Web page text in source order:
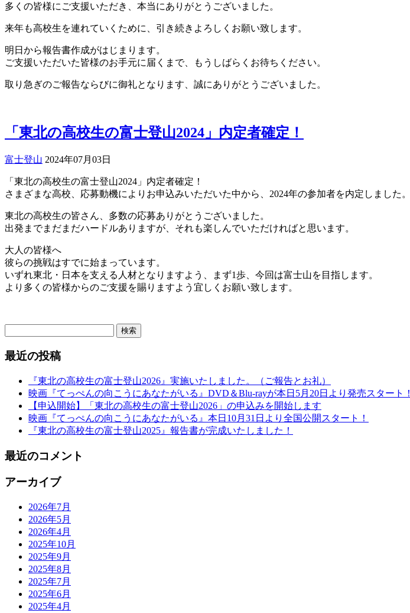
多くの皆様にご支援いただき、本当にありがとうございました。
来年も高校生を連れていくために、引き続きよろしくお願い致します。
明日から報告書作成がはじまります。
ご支援いただいた皆様のお手元に届くまで、もうしばらくお待ちください。
取り急ぎのご報告ならびに御礼となります、誠にありがとうございました。
「東北の高校生の富士登山2024」内定者確定！
富士登山 2024年07月03日
「東北の高校生の富士登山2024」内定者確定！
さまざまな高校、応募動機によりお申込みいただいた中から、2024年の参加者を内定しました。
東北の高校生の皆さん、多数の応募ありがとうございました。
出発までまだまだハードルありますが、それも楽しんでいただければと思います。
大人の皆様へ
彼らの挑戦はすでに始まっています。
いずれ東北・日本を支える人材となりますよう、まず1歩、今回は富士山を目指します。
より多くの皆様からのご支援を賜りますよう宜しくお願い致します。
最近の投稿
『東北の高校生の富士登山2026』実施いたしました。（ご報告とお礼）
映画『てっぺんの向こうにあなたがいる』DVD＆Blu-rayが本日5月20日より発売スタート！
【申込開始】「東北の高校生の富士登山2026」の申込みを開始します
映画『てっぺんの向こうにあなたがいる』本日10月31日より全国公開スタート！
『東北の高校生の富士登山2025』報告書が完成いたしました！
最近のコメント
アーカイブ
2026年7月
2026年5月
2026年4月
2025年10月
2025年9月
2025年8月
2025年7月
2025年6月
2025年4月